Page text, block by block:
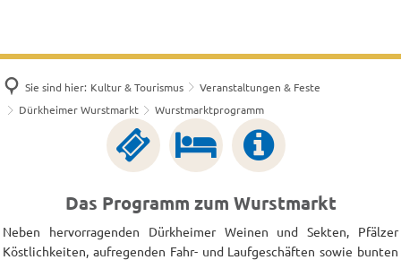
Sie sind hier: Kultur & Tourismus
Veranstaltungen & Feste
Dürkheimer Wurstmarkt
Wurstmarktprogramm
Das Programm zum Wurstmarkt
Neben hervorragenden Dürkheimer Weinen und Sekten, Pfälzer
Köstlichkeiten, aufregenden Fahr- und Laufgeschäften sowie bunten